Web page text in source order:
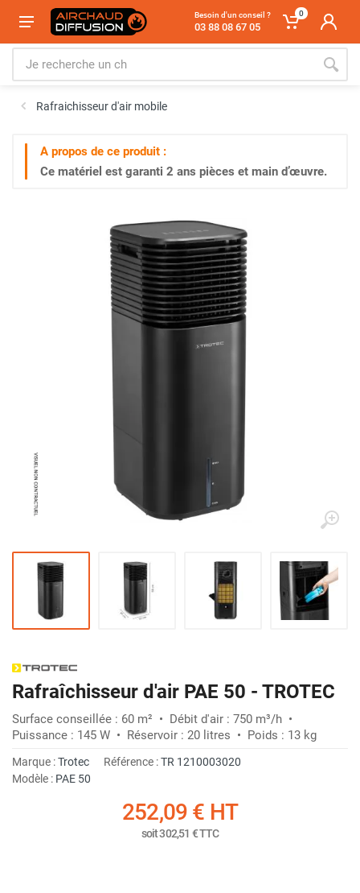
Besoin d'un conseil ?
03 88 08 67 05
0
Rafraichisseur d'air mobile
A propos de ce produit :
Ce matériel est garanti 2 ans pièces et main d’œuvre.
Rafraîchisseur d'air PAE 50 - TROTEC
Surface conseillée : 60 m² • Débit d'air : 750 m³/h •
Puissance : 145 W • Réservoir : 20 litres • Poids : 13 kg
Marque :Trotec Référence :TR 1210003020
Modèle : PAE 50
252,09 € HT
soit302,51 €TTC